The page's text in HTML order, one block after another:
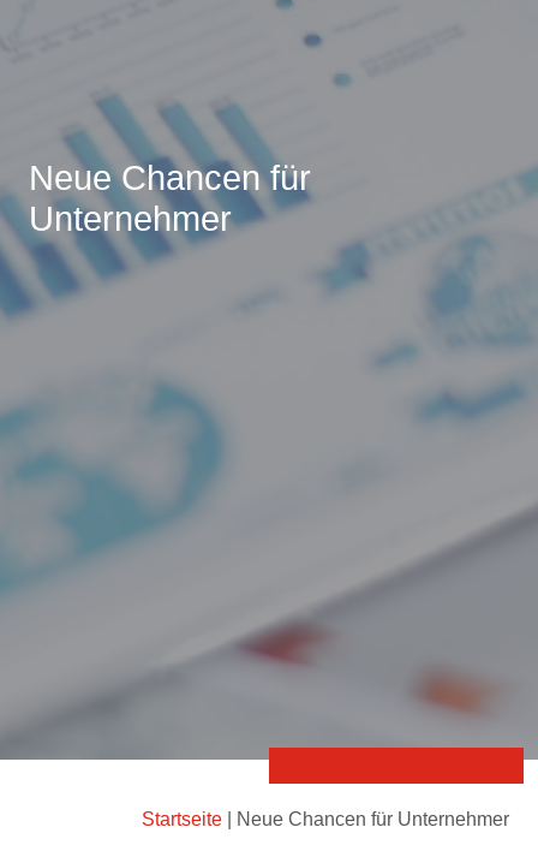
Neue Chancen für
Unternehmer
Startseite Neue Chancen für Unternehmer